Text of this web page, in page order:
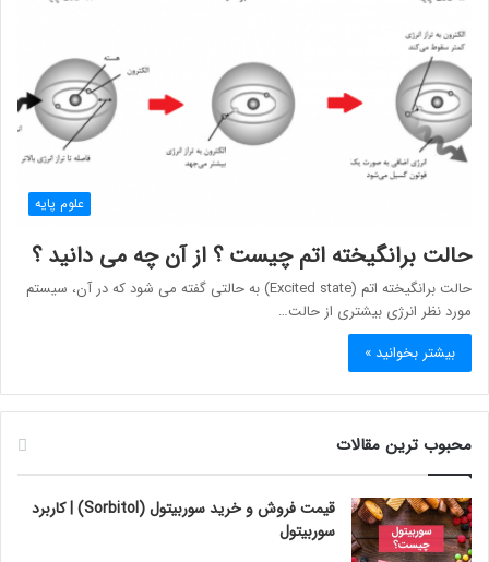
علوم پایه
حالت برانگیخته اتم چیست ؟ از آن چه می دانید ؟
حالت برانگیخته اتم (Excited state) به حالتی گفته می شود که در آن، سیستم
مورد نظر انرژی بیشتری از حالت…
بیشتر بخوانید »
محبوب ترین مقالات
قیمت فروش و خرید سوربیتول (Sorbitol) | کاربرد
سوربیتول